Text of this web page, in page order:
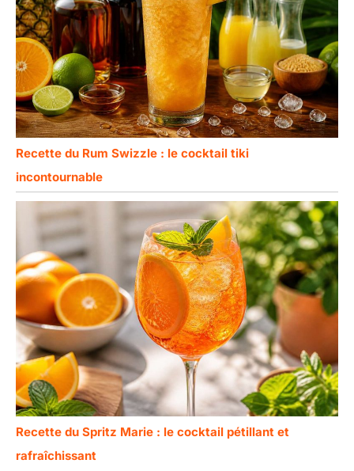
Recette du Rum Swizzle : le cocktail tiki
incontournable
Recette du Spritz Marie : le cocktail pétillant et
rafraîchissant